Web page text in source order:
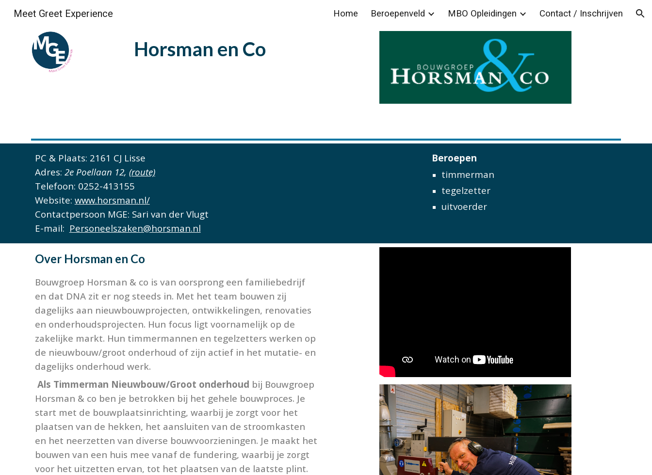
Skip to navigation
Meet Greet Experience Home Beroepenveld MBO Opleidingen Contact / Inschrijven
Horsman en Co
PC & Plaats: 2161 CJ Lisse
Adres: 2e Poellaan 12, (route)
Telefoon: 0252-413155
Website: www.horsman.nl/
Contactpersoon MGE: Sari van der Vlugt
E-mail: Personeelszaken@horsman.nl
Beroepen
timmerman
tegelzetter
uitvoerder
Over Horsman en Co
Bouwgroep Horsman & co is van oorsprong een familiebedrijf
en dat DNA zit er nog steeds in. Met het team bouwen zij
dagelijks aan nieuwbouwprojecten, ontwikkelingen, renovaties
en onderhoudsprojecten. Hun focus ligt voornamelijk op de
zakelijke markt. Hun timmermannen en tegelzetters werken op
de nieuwbouw/groot onderhoud of zijn actief in het mutatie- en
dagelijks onderhoud werk.
Als Timmerman Nieuwbouw/Groot onderhoud bij Bouwgroep
Horsman & co ben je betrokken bij het gehele bouwproces. Je
start met de bouwplaatsinrichting, waarbij je zorgt voor het
plaatsen van de hekken, het aansluiten van de stroomkasten
en het neerzetten van diverse bouwvoorzieningen. Je maakt het
bouwen van een huis mee vanaf de fundering, waarbij je zorgt
voor het uitzetten ervan, tot het plaatsen van de laatste plint.